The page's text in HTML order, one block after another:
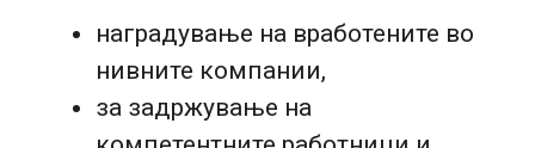
наградување на вработените во
нивните компании,
за задржување на